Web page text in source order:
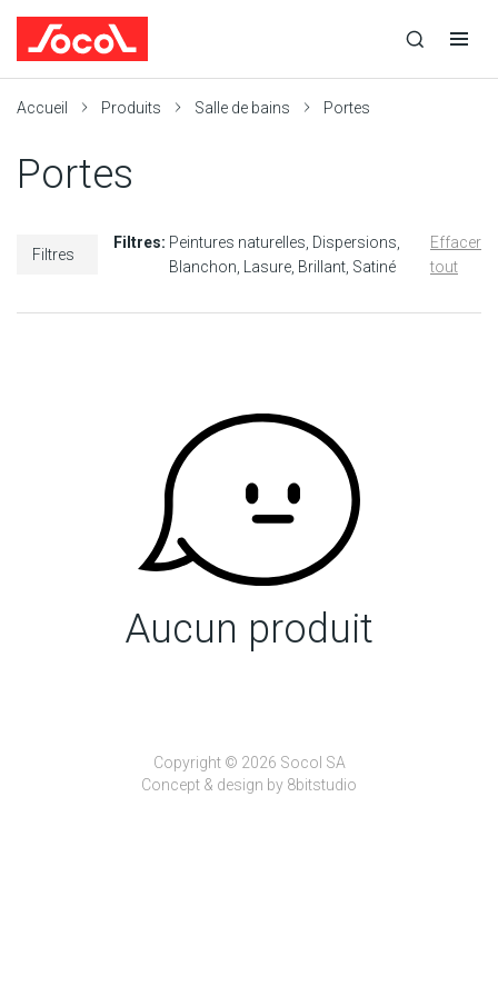
recherche
recherche
navigation
Accueil Produits Salle de bains Portes
Portes
Filtres
Filtres: Peintures naturelles Dispersions
Blanchon
Lasure Brillant Satiné
Effacer
tout
Aucun produit
Copyright © 2026 Socol SA
Concept & design by 8bitstudio